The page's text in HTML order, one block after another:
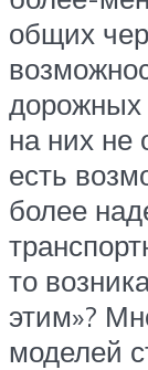
общих
дорожных
на них не
есть
более
то
этим»?
моделей